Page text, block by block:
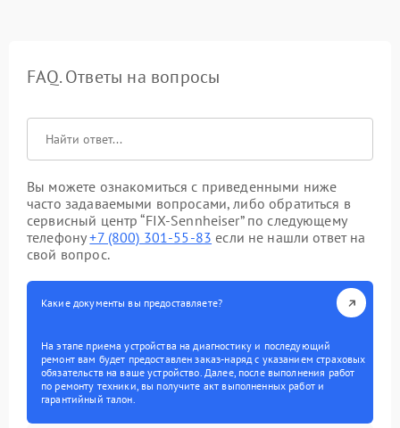
FAQ. Ответы на вопросы
Вы можете ознакомиться с приведенными ниже
часто задаваемыми вопросами, либо обратиться в
сервисный центр “FIX-Sennheiser” по следующему
телефону+7 (800) 301-55-83 если не нашли ответ на
свой вопрос.
Какие документы вы предоставляете?
На этапе приема устройства на диагностику и последующий
ремонт вам будет предоставлен заказ-наряд с указанием страховых
обязательств на ваше устройство. Далее, после выполнения работ
по ремонту техники, вы получите акт выполненных работ и
гарантийный талон.